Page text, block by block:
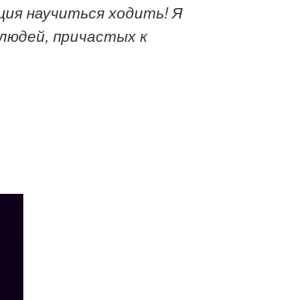
научиться ходить!Я
причастыхк